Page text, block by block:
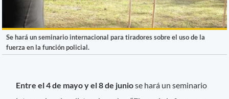
Se hará un seminario internacional para tiradores sobre el uso de la
fuerza en la función policial.
Entre el 4 de mayo y el 8 de juniose hará un seminario